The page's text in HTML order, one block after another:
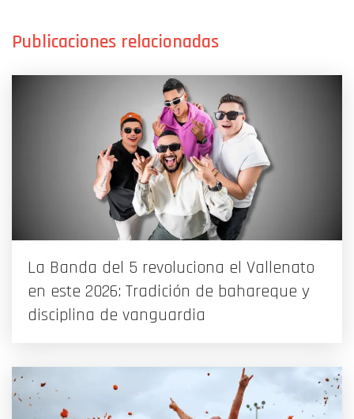
La Banda del 5 revoluciona el Vallenato
en este 2026: Tradición de bahareque y
disciplina de vanguardia